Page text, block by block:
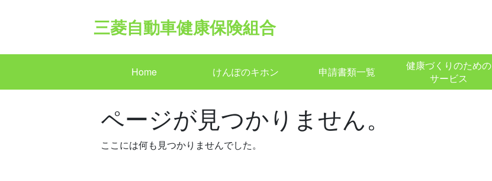
三菱自動車健康保険組合
Home けんぽのキホン 申請書類一覧
健康づくりのための
サービス
ページが見つかりません。
ここには何も見つかりませんでした。